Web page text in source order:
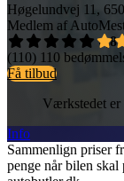
Høgelundvej 11,
Medlem af
4,8
(110) 110
Få tilbud
Værkstedet er
Info
Sammenlign priser
penge når bilen